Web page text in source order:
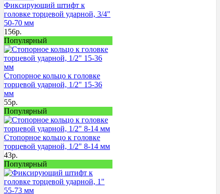
Фиксирующий штифт к
головке торцевой ударной, 3/4"
50-70 мм
156р.
Популярный
Стопорное кольцо к головке
торцевой ударной, 1/2" 15-36
мм
55р.
Популярный
Стопорное кольцо к головке
торцевой ударной, 1/2" 8-14 мм
43р.
Популярный